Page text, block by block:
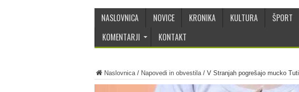
NASLOVNICA NOVICE KRONIKA KULTURA ŠPORT
KOMENTARJI
KONTAKT
Naslovnica/ Napovedi in obvestila/ V Stranjah pogrešajo mucko Tuti